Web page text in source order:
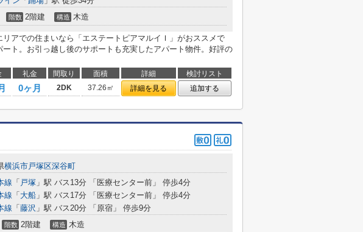
階数 2階建 構造 木造
リアでの住まいなら「エステートピアマルイＩ」がおススメで
ート。お引っ越し後のサポートも充実したアパート物件。好評の
礼金 間取り 面積 詳細
検討リスト
0ヶ月 2DK 37.26㎡ 詳細を見る 追加する
横浜市戸塚区深谷町
線 「 戸塚 」駅 バス13分 「医療センター前」 停歩4分
線 「 大船 」駅 バス17分 「医療センター前」 停歩4分
線 「 藤沢 」駅 バス20分 「原宿」 停歩9分
階数 2階建 構造 木造